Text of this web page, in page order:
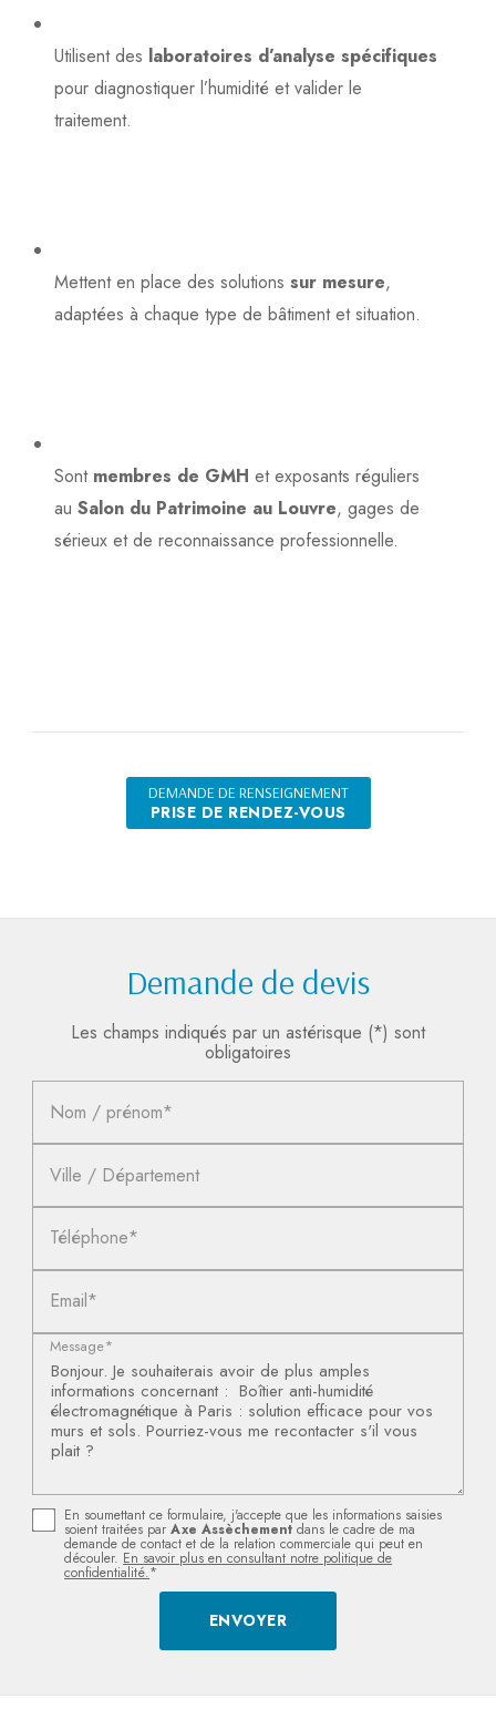
Utilisent des laboratoires d’analyse spécifiques
pour diagnostiquer l’humidité et valider le
traitement.
Mettent en place des solutionssur mesure,
adaptées à chaque type de bâtiment et situation.
Sont membres de GMH et exposants réguliers
auSalon du Patrimoine au Louvre, gages de
sérieux et de reconnaissance professionnelle.
DEMANDE DE RENSEIGNEMENT
PRISE DE RENDEZ-VOUS
Demande de devis
Les champs indiqués par un astérisque (*) sont
obligatoires
Nom / prénom*
Ville / Département
Téléphone*
Email*
Message*
En soumettant ce formulaire, j'accepte que les informations saisies
soient traitées parAxe Assèchement dans le cadre de ma
demande de contact et de la relation commerciale qui peut en
découler. En savoir plus en consultant notre politique de
confidentialité.*